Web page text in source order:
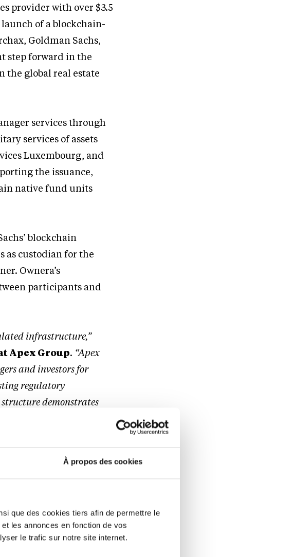
À propos des cookies
que des cookies tiers afin de permettre le
les annonces en fonction de vos
le trafic sur notre site internet.
provider with over $3.5
of a blockchain-
Goldman Sachs,
step forward in the
global real estate
services through
services of assets
Luxembourg, and
the issuance,
native fund units
blockchain
as custodian for the
Ownera’s
participants and
infrastructure,”
Apex Group. “Apex
and investors for
regulatory
demonstrates
models without
fund structures, the
governance and